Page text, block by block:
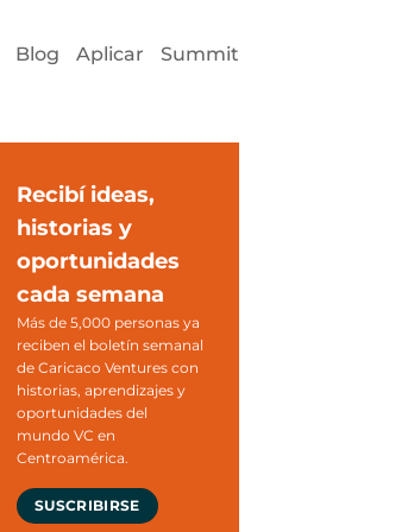
Blog Aplicar Summit
Recibí ideas,
historias y
oportunidades
cada semana
Más de 5,000 personas ya
reciben el boletín semanal
de Caricaco Ventures con
historias, aprendizajes y
oportunidades del
mundo VC en
Centroamérica.
SUSCRIBIRSE